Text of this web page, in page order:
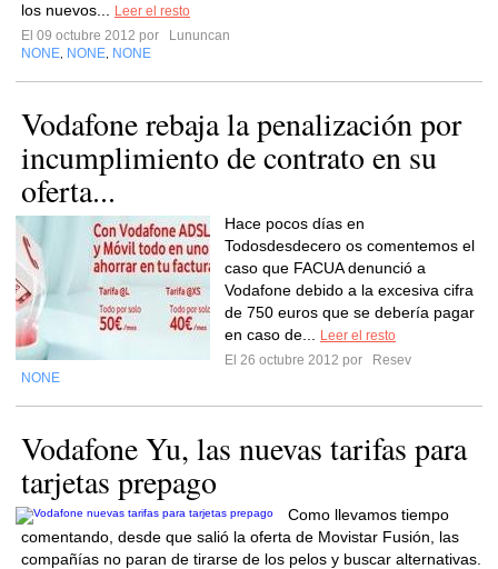
los nuevos...
Leer el resto
El 09 octubre 2012 por
Lununcan
NONE NONE NONE
Vodafone rebaja la penalización por
incumplimiento de contrato en su
oferta...
Hace pocos días en
Todosdesdecero os comentemos el
caso que FACUA denunció a
Vodafone debido a la excesiva cifra
de 750 euros que se debería pagar
en caso de...
Leer el resto
El 26 octubre 2012 por
Resev
NONE
Vodafone Yu, las nuevas tarifas para
tarjetas prepago
Como llevamos tiempo
comentando, desde que salió la oferta de Movistar Fusión, las
compañías no paran de tirarse de los pelos y buscar alternativas.